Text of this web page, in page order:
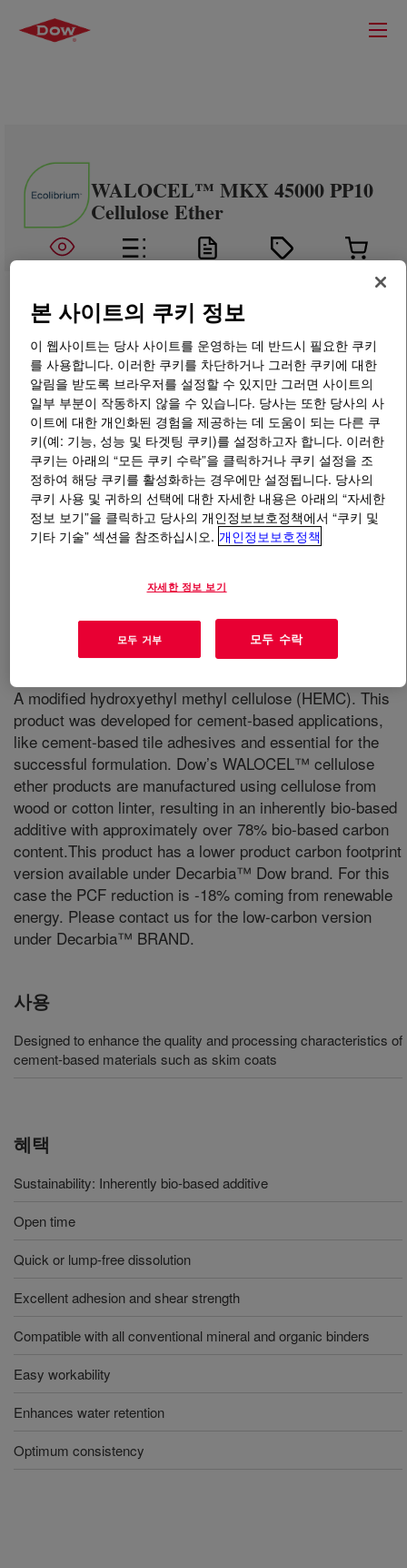
WALOCEL™ MKX 45000 PP10
Cellulose Ether
무엇입니까WALOCEL™ MKX 45000 PP10 Cellulose
Ether?
A modified hydroxyethyl methyl cellulose (HEMC). This
product was developed for cement-based applications,
like cement-based tile adhesives and essential for the
successful formulation. Dow’s WALOCEL™ cellulose
ether products are manufactured using cellulose from
wood or cotton linter, resulting in an inherently bio-based
additive with approximately over 78% bio-based carbon
content.This product has a lower product carbon footprint
version available under Decarbia™ Dow brand. For this
case the PCF reduction is -18% coming from renewable
energy. Please contact us for the low-carbon version
under Decarbia™ BRAND.
사용
Designed to enhance the quality and processing characteristics of
cement-based materials such as skim coats
혜택
Sustainability: Inherently bio-based additive
Open time
Quick or lump-free dissolution
Excellent adhesion and shear strength
Compatible with all conventional mineral and organic binders
Easy workability
Enhances water retention
Optimum consistency
본 사이트의 쿠키 정보
이 웹사이트는 당사 사이트를 운영하는 데 반드시 필요한 쿠키
를 사용합니다. 이러한 쿠키를 차단하거나 그러한 쿠키에 대한
알림을 받도록 브라우저를 설정할 수 있지만 그러면 사이트의
일부 부분이 작동하지 않을 수 있습니다. 당사는 또한 당사의 사
이트에 대한 개인화된 경험을 제공하는 데 도움이 되는 다른 쿠
키(예: 기능, 성능 및 타겟팅 쿠키)를 설정하고자 합니다. 이러한
쿠키는 아래의 “모든 쿠키 수락”을 클릭하거나 쿠키 설정을 조
정하여 해당 쿠키를 활성화하는 경우에만 설정됩니다. 당사의
쿠키 사용 및 귀하의 선택에 대한 자세한 내용은 아래의 “자세한
정보 보기”을 클릭하고 당사의 개인정보보호정책에서 “쿠키 및
기타 기술” 섹션을 참조하십시오. 개인정보보호정책
자세한 정보 보기
모두 거부 모두 수락